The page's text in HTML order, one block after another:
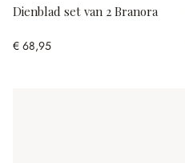
Dienblad set van 2 Branora
€ 68,95